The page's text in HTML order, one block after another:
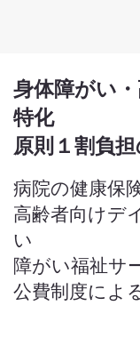
身体障がい
特化
原則１割負
病院の健康保
高齢者向けデ
い​
障がい福祉サ
公費制度によ